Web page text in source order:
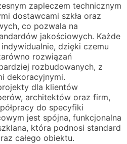
zapleczem technicznym
dostawcami szkła oraz
co pozwala na
jakościowych. Każde
dzięki czemu
rozwiązań
rozbudowanych, z
dekoracyjnymi.
dla klientów
architektów oraz firm,
do specyfiki
jest spójna, funkcjonalna
która podnosi standard
całego obiektu.